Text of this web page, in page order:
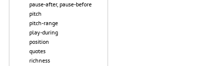
pause-after, pause-before
pitch
pitch-range
play-during
position
quotes
richness